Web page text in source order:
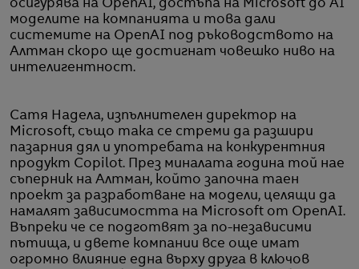
осигурява на OpenAI, достъпа на Microsoft до AI
моделите на компанията и това дали
системите на OpenAI под ръководството на
Алтман скоро ще достигнат човешко ниво на
интелигентност.
Сатя Надела, изпълнителен директор на
Microsoft, също така се стреми да разшири
пазарния дял и употребата на конкурентния
продукт Copilot. През миналата година той нае
съперник на Алтман, който започна таен
проект за разработване на модели, целящи да
намалят зависимостта на Microsoft от OpenAI.
Въпреки че се подготвят за по-независими
пътища, и двете компании все още имат
огромно влияние една върху друга в ключов